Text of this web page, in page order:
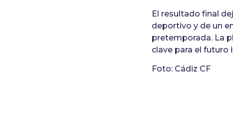
El resultado final
deportivo y de un
pretemporada. La
clave para el futuro
Foto: Cádiz CF